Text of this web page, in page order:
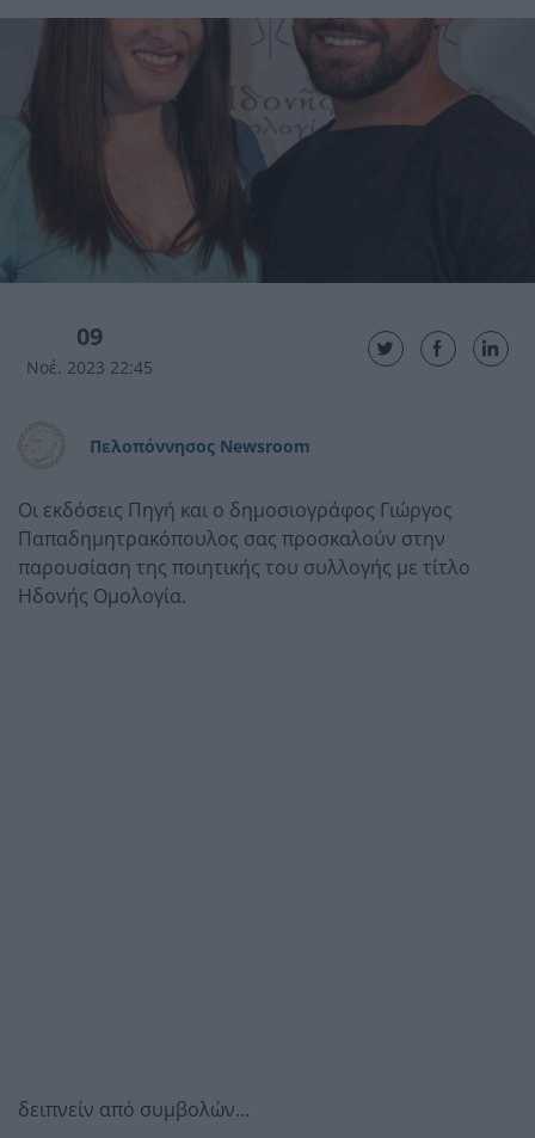
09
Νοέ. 2023 22:45
Πελοπόννησος Newsroom
Οι εκδόσεις Πηγή και ο δημοσιογράφος Γιώργος
Παπαδημητρακόπουλος σας προσκαλούν στην
παρουσίαση της ποιητικής του συλλογής με τίτλο
Ηδονής Ομολογία.
δειπνείν από συμβολών…